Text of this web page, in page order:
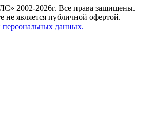
2002-2026г. Все права защищены.
не является публичной офертой.
данных.